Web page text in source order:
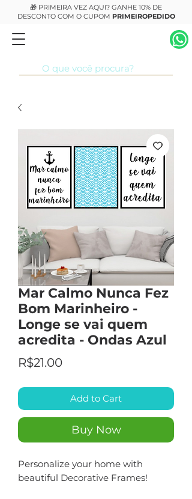
🎁 PRIMEIRA VEZ AQUI? GANHE 10% DE
DESCONTO COM O CUPOM PRIMEIROPEDIDO
Mar Calmo Nunca Fez
Bom Marinheiro -
Longe se vai quem
acredita - Ondas Azul
R$21.00Price
Add to Cart
Buy Now
Personalize your home with
beautiful Decorative Frames!